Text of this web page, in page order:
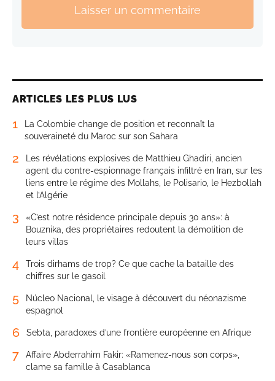
Laisser un commentaire
ARTICLES LES PLUS LUS
1
La Colombie change de position et reconnaît la
souveraineté du Maroc sur son Sahara
2
Les révélations explosives de Matthieu Ghadiri, ancien
agent du contre-espionnage français infiltré en Iran, sur les
liens entre le régime des Mollahs, le Polisario, le Hezbollah
et l’Algérie
3
«C’est notre résidence principale depuis 30 ans»: à
Bouznika, des propriétaires redoutent la démolition de
leurs villas
4
Trois dirhams de trop? Ce que cache la bataille des
chiffres sur le gasoil
5
Núcleo Nacional, le visage à découvert du néonazisme
espagnol
6 Sebta, paradoxes d’une frontière européenne en Afrique
7
Affaire Abderrahim Fakir: «Ramenez-nous son corps»,
clame sa famille à Casablanca